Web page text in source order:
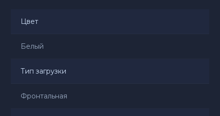
Цвет
Белый
Тип загрузки
Фронтальная